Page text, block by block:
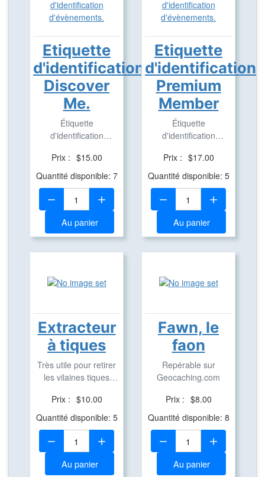
Etiquette
d'identification
Discover
Me.
Étiquette
d'identification
trackable.
Prix : $15.00
Quantité disponible: 7
Quantité:
Au panier
Etiquette
d'identification
Premium
Member
Étiquette
d'identification
trackable.
Prix : $17.00
Quantité disponible: 5
Quantité:
Au panier
Extracteur
à tiques
Très utile pour retirer
les vilaines tiques
Prix : $10.00
Quantité disponible: 5
Quantité:
Au panier
Fawn, le
faon
Repérable sur
Geocaching.com
Prix : $8.00
Quantité disponible: 8
Quantité:
Au panier